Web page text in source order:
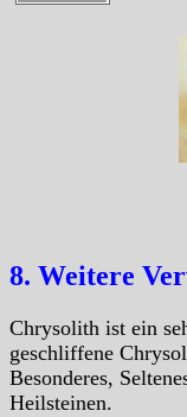
8. Weitere
Chrysolith ist ein
geschliffene
Besonderes,
Heilsteinen.